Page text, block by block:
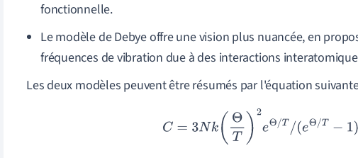
fonctionnelle.
Le modèle de Debye offre une vision plus nuancée, en
fréquences de vibration due à des interactions
Les deux modèles peuvent être résumés par l'équation
C =3N k( ΘT )2 eΘ/T/(e Θ/ T−1)2